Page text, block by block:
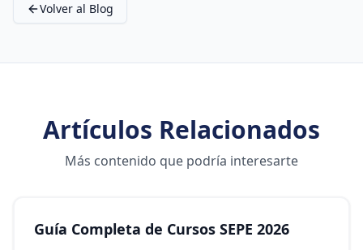
Volver al Blog
Artículos Relacionados
Más contenido que podría interesarte
Guía Completa de Cursos SEPE 2026